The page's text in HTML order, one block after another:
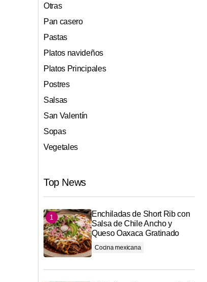
Otras
Pan casero
Pastas
Platos navideños
Platos Principales
Postres
Salsas
San Valentín
Sopas
Vegetales
Top News
Enchiladas de Short Rib con
Salsa de Chile Ancho y
Queso Oaxaca Gratinado
Cocina mexicana